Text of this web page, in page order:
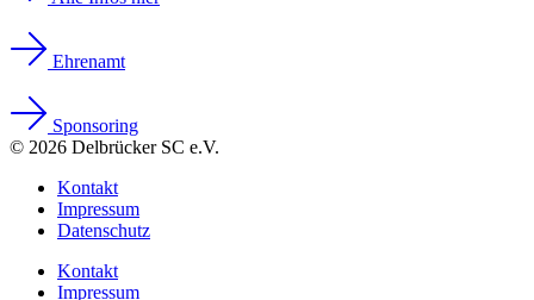
Ehrenamt
Sponsoring
© 2026 Delbrücker SC e.V.
Kontakt
Impressum
Datenschutz
Kontakt
Impressum